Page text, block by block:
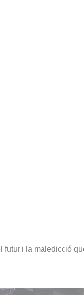
i la maledicció